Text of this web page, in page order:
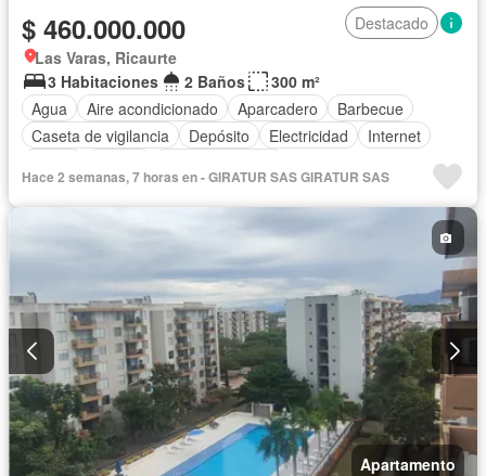
$ 460.000.000
Destacado
Las Varas, Ricaurte
3 Habitaciones
2 Baños
300 m²
Agua
Aire acondicionado Aparcadero
Barbecue
Caseta de vigilancia
Depósito Electricidad
Internet
Hace 2 semanas, 7 horas en - GIRATUR SAS GIRATUR SAS
Apartamento